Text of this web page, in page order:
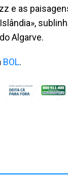
e as
Algarve.
BOL.